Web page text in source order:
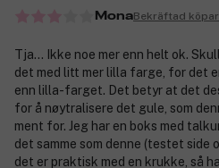
MonaBekräftad
Tja... Ikke noe mer enn helt ok.
det med litt mer lilla farge, for det
enn lilla-farget. Det betyr at det
for å nøytralisere det gule, som
ment for. Jeg har en boks med
det samme som denne (testet side
det er praktisk med en krukke, så